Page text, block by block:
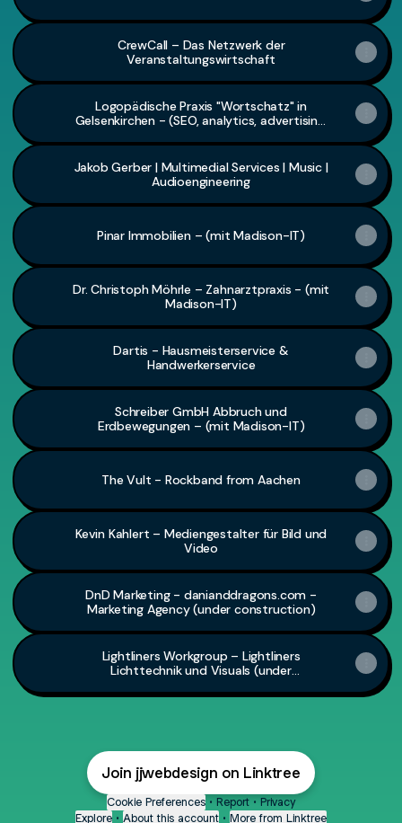
CrewCall – Das Netzwerk der
Veranstaltungswirtschaft
Logopädische Praxis "Wortschatz" in
Gelsenkirchen - (SEO, analytics, advertising,
Jakob Gerber | Multimedial Services | Music |
Audioengineering
Pinar Immobilien – (mit Madison-IT)
Dr. Christoph Möhrle – Zahnarztpraxis - (mit
Madison-IT)
Dartis - Hausmeisterservice &
Handwerkerservice
Schreiber GmbH Abbruch und
Erdbewegungen – (mit Madison-IT)
The Vult - Rockband from Aachen
Kevin Kahlert – Mediengestalter für Bild und
Video
DnD Marketing - danianddragons.com -
Marketing Agency (under construction)
Lightliners Workgroup – Lightliners
Lichttechnik und Visuals (under
Join jjwebdesign on Linktree
Cookie Preferences • Report • Privacy
Explore • About this account • More from Linktree